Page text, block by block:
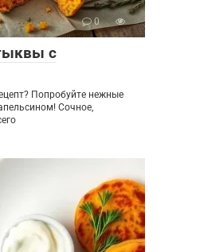
0
с
Попробуйте нежные
Сочное,